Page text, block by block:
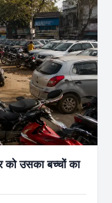
को उसका बच्चों का